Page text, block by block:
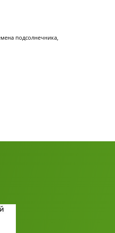
подсолнечника,